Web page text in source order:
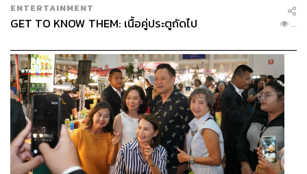
ENTERTAINMENT
GET TO KNOW THEM: เนื้อคู่ประตูถัดไป ...